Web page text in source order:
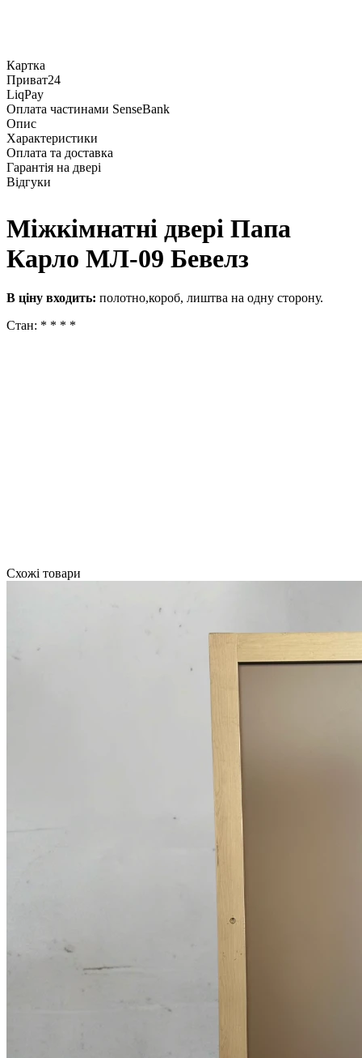
Картка
Приват24
LiqPay
Оплата частинами SenseBank
Опис
Характеристики
Оплата та доставка
Гарантія на двері
Відгуки
Міжкімнатні двері Папа
Карло МЛ-09 Бевелз
В ціну входить: полотно,короб, лиштва на одну сторону.
Стан: * * * *
Схожі товари